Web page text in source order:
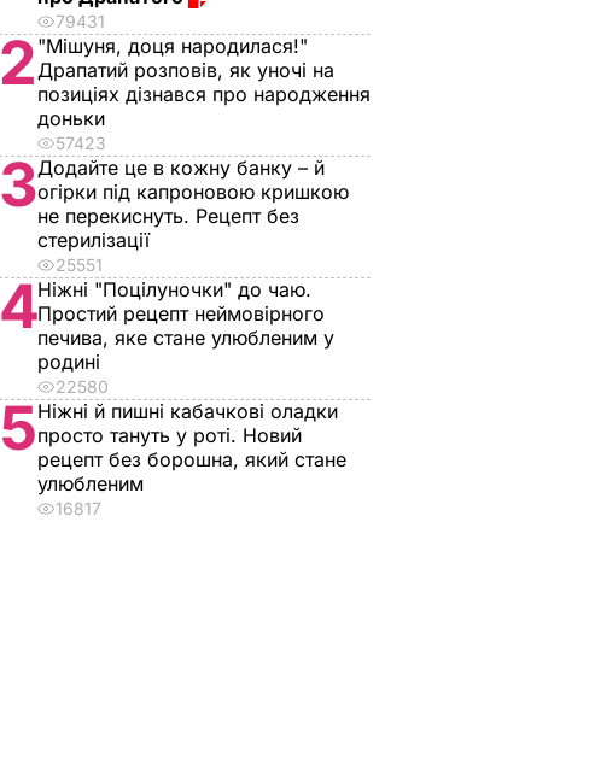
79431
2 "Мішуня, доця народилася!"
Драпатий розповів, як уночі на
позиціях дізнався про народження
доньки
57423
3Додайте це в кожну банку – й
огірки під капроновою кришкою
не перекиснуть. Рецепт без
стерилізації
25551
4Ніжні "Поцілуночки" до чаю.
Простий рецепт неймовірного
печива, яке стане улюбленим у
родині
22580
5Ніжні й пишні кабачкові оладки
просто тануть у роті. Новий
рецепт без борошна, який стане
улюбленим
16817